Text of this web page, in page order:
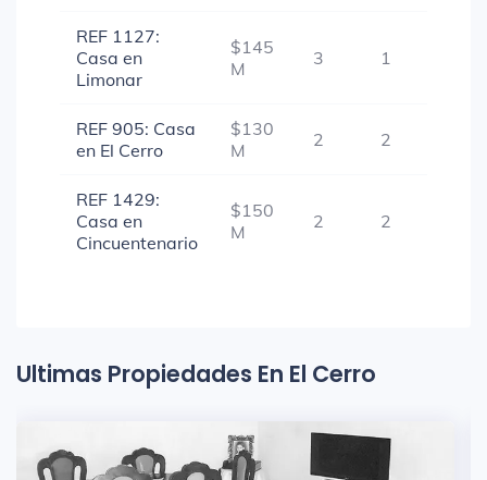
REF 1127:
Casa en
Limonar
$145
M
3 1
REF 905: Casa
en El Cerro
$130
M
2 2
REF 1429:
Casa en
Cincuentenario
$150
M
2 2
Ultimas Propiedades En El Cerro